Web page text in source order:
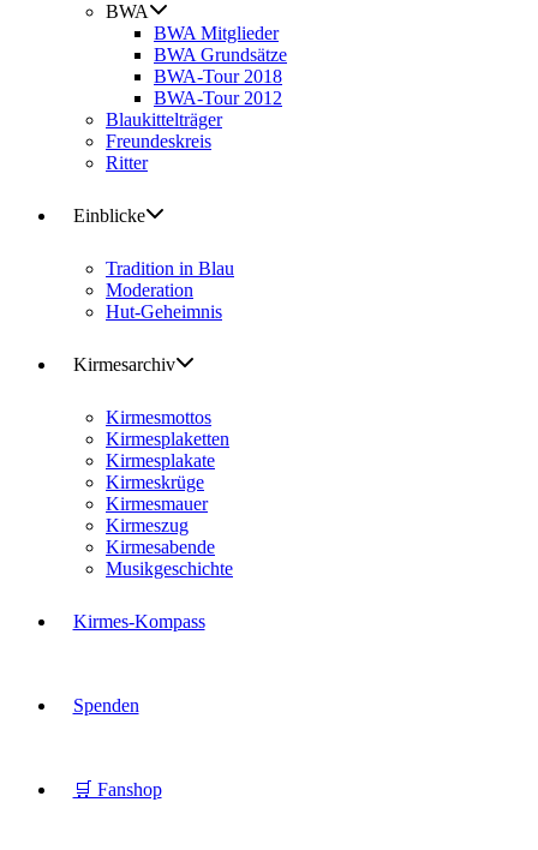
BWA
BWA Mitglieder
BWA Grundsätze
BWA-Tour 2018
BWA-Tour 2012
Blaukittelträger
Freundeskreis
Ritter
Einblicke
Tradition in Blau
Moderation
Hut-Geheimnis
Kirmesarchiv
Kirmesmottos
Kirmesplaketten
Kirmesplakate
Kirmeskrüge
Kirmesmauer
Kirmeszug
Kirmesabende
Musikgeschichte
Kirmes-Kompass
Spenden
🛒 Fanshop